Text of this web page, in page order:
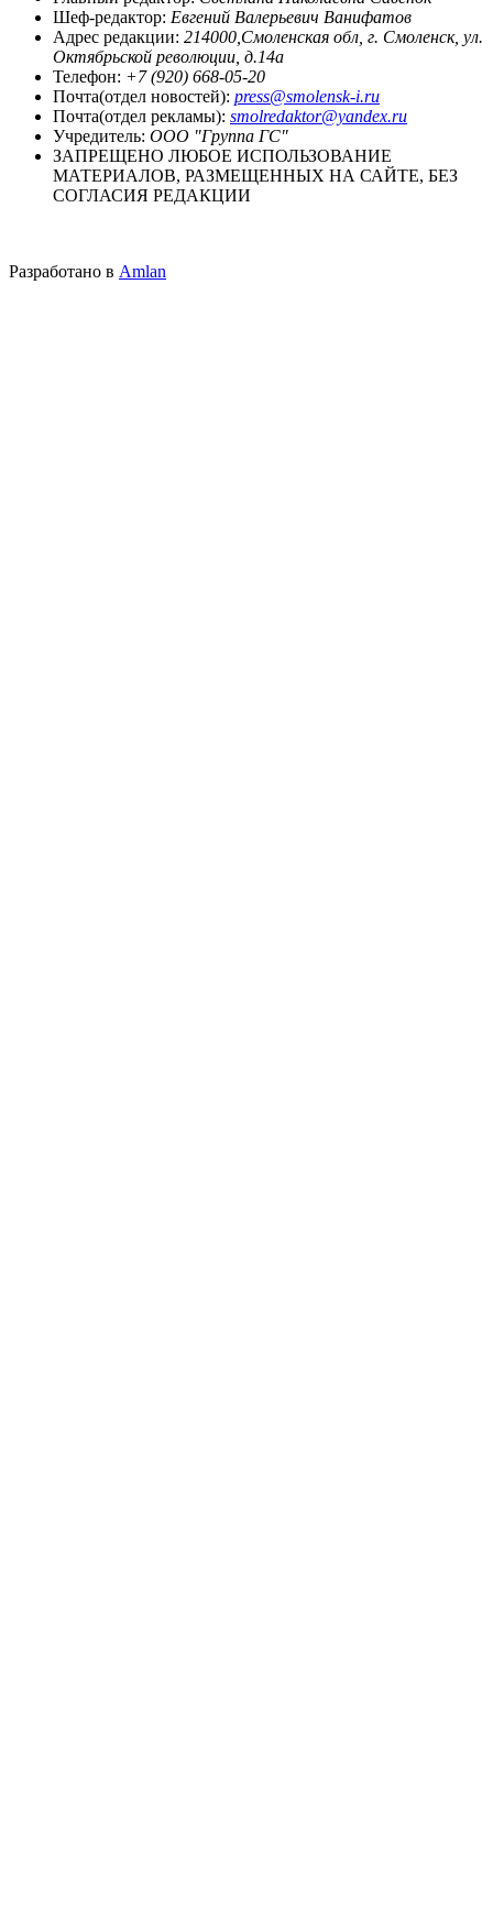
Шеф-редактор: Евгений Валерьевич Ванифатов
Адрес редакции: 214000,Смоленская обл, г. Смоленск, ул.
Октябрьской революции, д.14а
Телефон: +7 (920) 668-05-20
Почта(отдел новостей): press@smolensk-i.ru
Почта(отдел рекламы): smolredaktor@yandex.ru
Учредитель: ООО "Группа ГС"
ЗАПРЕЩЕНО ЛЮБОЕ ИСПОЛЬЗОВАНИЕ
МАТЕРИАЛОВ, РАЗМЕЩЕННЫХ НА САЙТЕ, БЕЗ
СОГЛАСИЯ РЕДАКЦИИ
Разработано в Amlan